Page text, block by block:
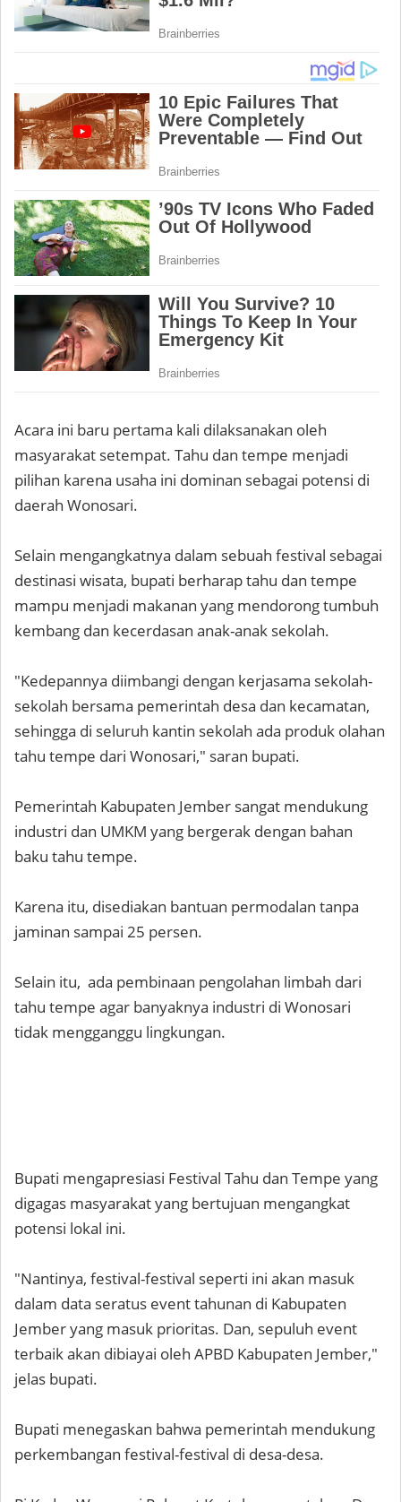
Acara ini baru pertama kali dilaksanakan oleh
masyarakat setempat. Tahu dan tempe menjadi
pilihan karena usaha ini dominan sebagai potensi di
daerah Wonosari.
Selain mengangkatnya dalam sebuah festival sebagai
destinasi wisata, bupati berharap tahu dan tempe
mampu menjadi makanan yang mendorong tumbuh
kembang dan kecerdasan anak-anak sekolah.
"Kedepannya diimbangi dengan kerjasama sekolah-
sekolah bersama pemerintah desa dan kecamatan,
sehingga di seluruh kantin sekolah ada produk olahan
tahu tempe dari Wonosari," saran bupati.
Pemerintah Kabupaten Jember sangat mendukung
industri dan UMKM yang bergerak dengan bahan
baku tahu tempe.
Karena itu, disediakan bantuan permodalan tanpa
jaminan sampai 25 persen.
Selain itu, ada pembinaan pengolahan limbah dari
tahu tempe agar banyaknya industri di Wonosari
tidak mengganggu lingkungan.
Bupati mengapresiasi Festival Tahu dan Tempe yang
digagas masyarakat yang bertujuan mengangkat
potensi lokal ini.
"Nantinya, festival-festival seperti ini akan masuk
dalam data seratus event tahunan di Kabupaten
Jember yang masuk prioritas. Dan, sepuluh event
terbaik akan dibiayai oleh APBD Kabupaten Jember,"
jelas bupati.
Bupati menegaskan bahwa pemerintah mendukung
perkembangan festival-festival di desa-desa.